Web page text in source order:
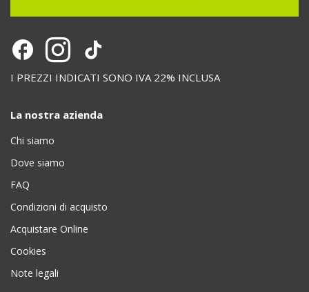
I PREZZI INDICATI SONO IVA 22% INCLUSA
La nostra azienda
Chi siamo
Dove siamo
FAQ
Condizioni di acquisto
Acquistare Online
Cookies
Note legali